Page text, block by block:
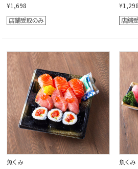
¥1,698
¥1,298
魚くみ
魚くみ